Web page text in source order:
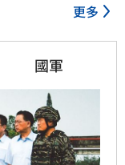
更多
國軍